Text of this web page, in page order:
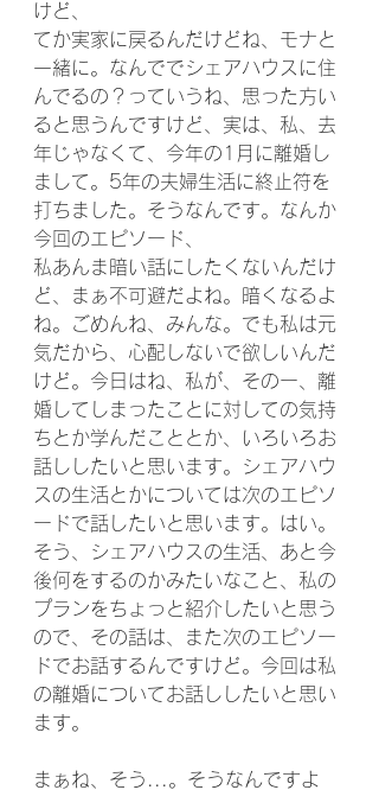
けど、
てか実家に戻るんだけどね、モナと
一緒に。なんででシェアハウスに住
んでるの？っていうね、思った方い
ると思うんですけど、実は、私、去
年じゃなくて、今年の1月に離婚し
まして。5年の夫婦生活に終止符を
打ちました。そうなんです。なんか
今回のエピソード、
私あんま暗い話にしたくないんだけ
ど、まぁ不可避だよね。暗くなるよ
ね。ごめんね、みんな。でも私は元
気だから、心配しないで欲しいんだ
けど。今日はね、私が、そのー、離
婚してしまったことに対しての気持
ちとか学んだこととか、いろいろお
話ししたいと思います。シェアハウ
スの生活とかについては次のエピソ
ードで話したいと思います。はい。
そう、シェアハウスの生活、あと今
後何をするのかみたいなこと、私の
プランをちょっと紹介したいと思う
ので、その話は、また次のエピソー
ドでお話するんですけど。今回は私
の離婚についてお話ししたいと思い
ます。
まぁね、そう...。そうなんですよ